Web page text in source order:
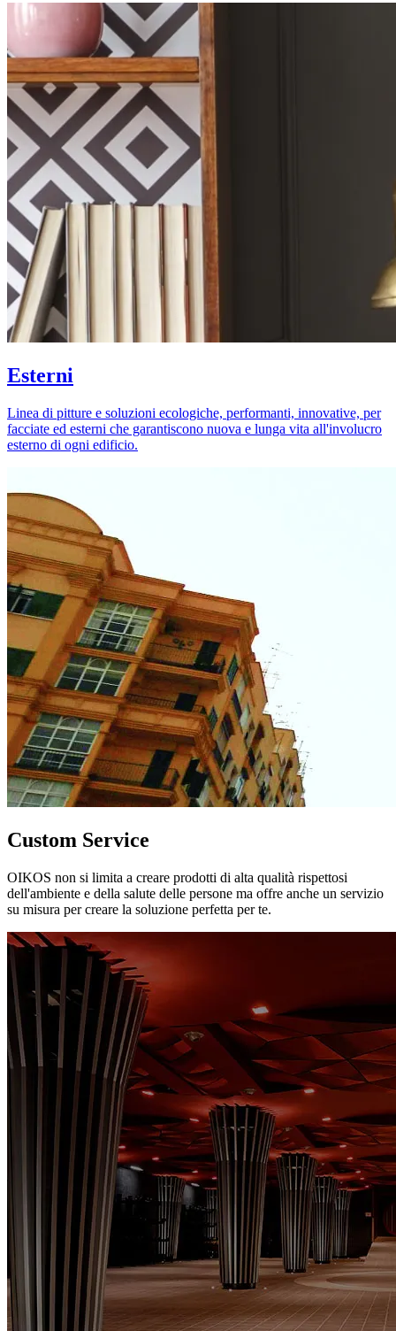
Esterni
Linea di pitture e soluzioni ecologiche, performanti, innovative, per
facciate ed esterni che garantiscono nuova e lunga vita all'involucro
esterno di ogni edificio.
Custom Service
OIKOS non si limita a creare prodotti di alta qualità rispettosi
dell'ambiente e della salute delle persone ma offre anche un servizio
su misura per creare la soluzione perfetta per te.